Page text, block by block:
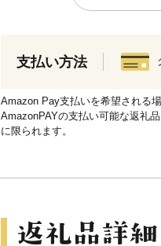
支払い方法
Amazon Pay支払いを希望される
AmazonPAYの支払い可能な返礼
に限られます。